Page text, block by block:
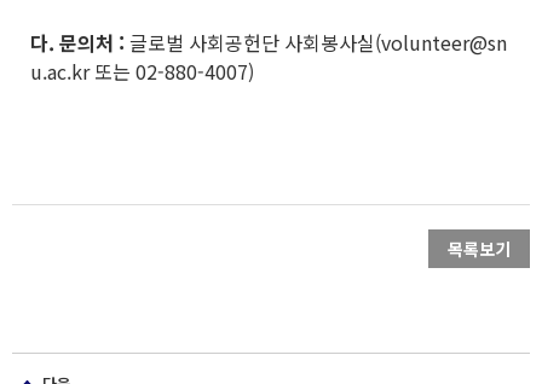
다. 문의처 : 글로벌 사회공헌단 사회봉사실(volunteer@sn
u.ac.kr 또는 02-880-4007)
목록보기